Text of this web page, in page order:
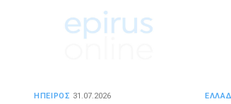
ΗΠΕΙΡΟΣ 31.07.2026